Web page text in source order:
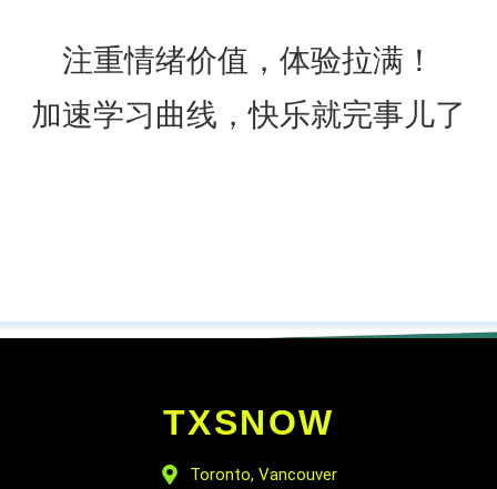
注重情绪价值，体验拉满！
加速学习曲线，快乐就完事儿了
TXSNOW
Toronto, Vancouver